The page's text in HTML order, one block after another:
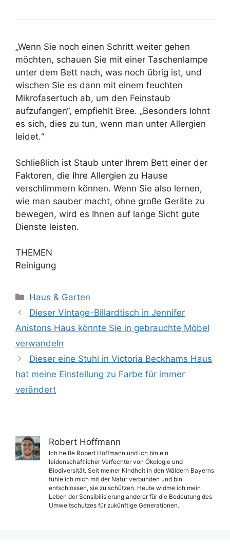
„Wenn Sie noch einen Schritt weiter gehen
möchten, schauen Sie mit einer Taschenlampe
unter dem Bett nach, was noch übrig ist, und
wischen Sie es dann mit einem feuchten
Mikrofasertuch ab, um den Feinstaub
aufzufangen“, empfiehlt Bree. „Besonders lohnt
es sich, dies zu tun, wenn man unter Allergien
leidet.“
Schließlich ist Staub unter Ihrem Bett einer der
Faktoren, die Ihre Allergien zu Hause
verschlimmern können. Wenn Sie also lernen,
wie man sauber macht, ohne große Geräte zu
bewegen, wird es Ihnen auf lange Sicht gute
Dienste leisten.
THEMEN
Reinigung
Kategorien
Haus & Garten
Dieser Vintage-Billardtisch in Jennifer
Anistons Haus könnte Sie in gebrauchte Möbel
verwandeln
Dieser eine Stuhl in Victoria Beckhams Haus
hat meine Einstellung zu Farbe für immer
verändert
Robert Hoffmann
Ich heiße Robert Hoffmann und ich bin ein
leidenschaftlicher Verfechter von Ökologie und
Biodiversität. Seit meiner Kindheit in den Wäldern Bayerns
fühle ich mich mit der Natur verbunden und bin
entschlossen, sie zu schützen. Heute widme ich mein
Leben der Sensibilisierung anderer für die Bedeutung des
Umweltschutzes für zukünftige Generationen.